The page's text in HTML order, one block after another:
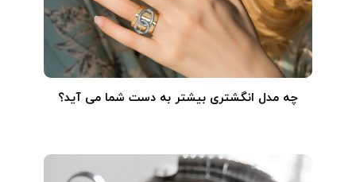
چه مدل انگشتری بیشتر به دست شما می آید؟